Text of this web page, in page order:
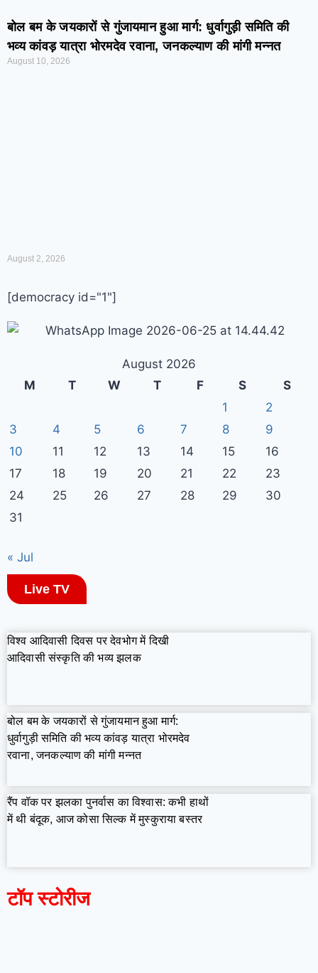
बोल बम के जयकारों से गुंजायमान हुआ मार्ग: धुर्वागुड़ी समिति की
भव्य कांवड़ यात्रा भोरमदेव रवाना, जनकल्याण की मांगी मन्नत
August 10, 2026
August 2, 2026
[democracy id="1"]
August 2026
M
T W T F S
S
1
2
3
4 5 6 7 8
9
10
11 12 13 14 15
16
17
18 19 20 21 22
23
24
25 26 27 28 29
30
31
« Jul
Live TV
विश्व आदिवासी दिवस पर देवभोग में दिखी
आदिवासी संस्कृति की भव्य झलक
बोल बम के जयकारों से गुंजायमान हुआ मार्ग:
धुर्वागुड़ी समिति की भव्य कांवड़ यात्रा भोरमदेव
रवाना, जनकल्याण की मांगी मन्नत
रैंप वॉक पर झलका पुनर्वास का विश्वास: कभी हाथों
में थी बंदूक, आज कोसा सिल्क में मुस्कुराया बस्तर
टॉप स्टोरीज